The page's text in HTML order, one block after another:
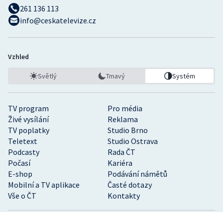
TV program
Pro média
Živé vysílání
Reklama
TV poplatky
Studio Brno
Teletext
Studio Ostrava
Podcasty
Rada ČT
Počasí
Kariéra
E-shop
Podávání námětů
Mobilní a TV aplikace
Časté dotazy
Vše o ČT
Kontakty
261 136 113
info@ceskatelevize.cz
Vzhled
Světlý Tmavý Systém